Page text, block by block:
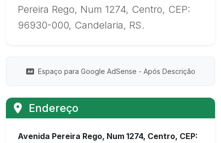
Pereira Rego, Num 1274, Centro, CEP:
96930-000, Candelaria, RS.
Espaço para Google AdSense - Após Descrição
Endereço
Avenida Pereira Rego, Num 1274, Centro, CEP: